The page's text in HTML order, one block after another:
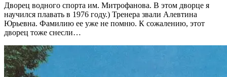
Дворец водного спорта им. Митрофанова. В этом дворце я
научился плавать в 1976 году.) Тренера звали Алевтина
Юрьевна. Фамилию ее уже не помню. К сожалению, этот
дворец тоже снесли…